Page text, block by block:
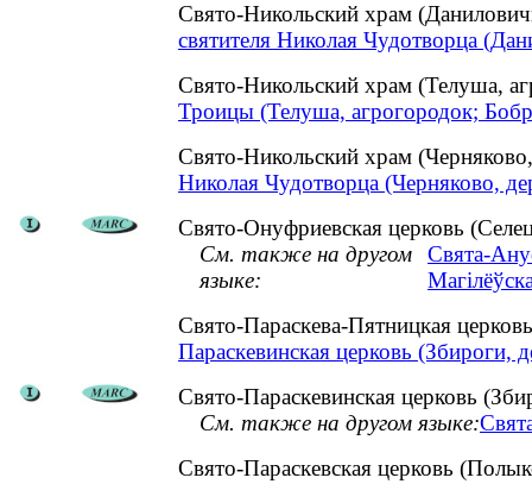
Свято-Никольский храм
святителя Николая Чудотворца
Свято-Никольский храм (Телуша,
Троицы (Телуша, агрогородок;
Свято-Никольский храм
Николая Чудотворца (Черняково,
Свято-Онуфриевская церковь
См. также на другом
языке:
Свята-
Свято-Параскева-Пятницкая
Параскевинская церковь (Збироги,
Свято-Параскевинская церковь
См. также на другом языке:
Свято-Параскевская церковь